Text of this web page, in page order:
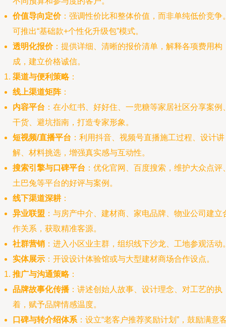
价值导向定价：强调性价比和整体价值，而非单纯低价竞争
可推出“基础款+个性化升级包”模式。
透明化报价：提供详细、清晰的报价清单，解释各项费用构
成，建立价格诚信。
渠道与便利策略：
线上渠道矩阵：
内容平台 ：在小红书、好好住、一兜糖等家居社区分享案例
干货、避坑指南，打造专家形象。
短视频/直播平台 ：利用抖音、视频号直播施工过程、设计讲
解、材料挑选，增强真实感与互动性。
搜索引擎与口碑平台 ：优化官网、百度搜索，维护大众点评
土巴兔等平台的好评与案例。
线下渠道深耕：
异业联盟 ：与房产中介、建材商、家电品牌、物业公司建立
作关系，获取精准客源。
社群营销 ：进入小区业主群，组织线下沙龙、工地参观活动
实体展示 ：开设设计体验馆或与大型建材商场合作设点。
推广与沟通策略：
品牌故事化传播：讲述创始人故事、设计理念、对工艺的执
着，赋予品牌情感温度。
口碑与转介绍体系 ：设立“老客户推荐奖励计划”，鼓励满意